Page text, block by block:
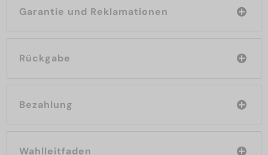
Garantie und Reklamationen
Rückgabe
Bezahlung
Wahlleitfaden